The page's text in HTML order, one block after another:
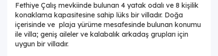
Fethiye Çalış mevkiinde bulunan 4 yatak odalı ve 8 kişilik
konaklama kapasitesine sahip lüks bir villadır. Doğa
içerisinde ve plaja yürüme mesafesinde bulunan konumu
ile villa; geniş aileler ve kalabalık arkadaş grupları için
uygun bir villadır.